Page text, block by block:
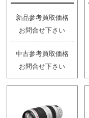
新品参考買取価格
お問合せ下さい
中古参考買取価格
お問合せ下さい